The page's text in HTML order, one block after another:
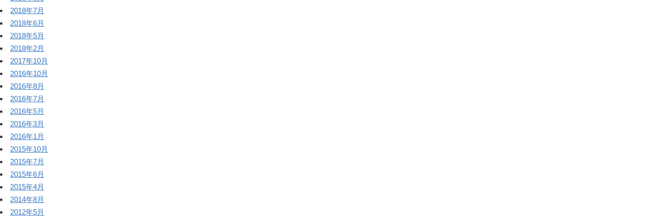
2018年7月
2018年6月
2018年5月
2018年2月
2017年10月
2016年10月
2016年8月
2016年7月
2016年5月
2016年3月
2016年1月
2015年10月
2015年7月
2015年6月
2015年4月
2014年8月
2012年5月